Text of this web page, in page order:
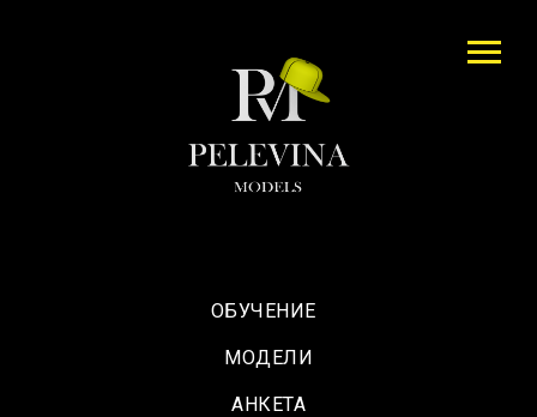
ОБУЧЕНИЕ
МОДЕЛИ
АНКЕТА